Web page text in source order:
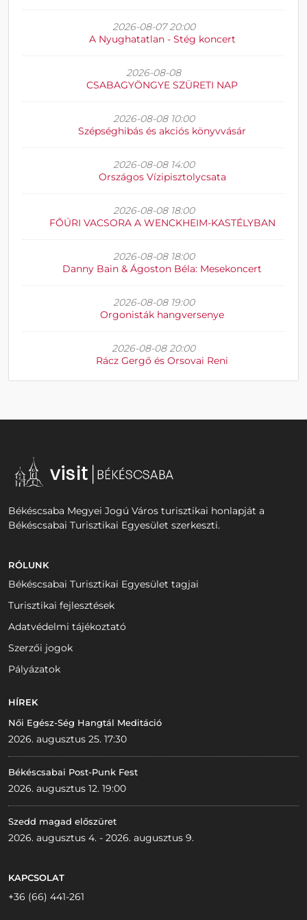
2026-08-07 20:00
A Nyughatatlan - Stég koncert
2026-08-08
CSABAGYÖNGYE SZÜRETI NAP
2026-08-08 10:00
Szépséghibás és akciós könyvvásár
2026-08-08 14:00
Országos Vízipisztolycsata
2026-08-08 18:00
FŐÚRI VACSORA A WENCKHEIM-KASTÉLYBAN
2026-08-08 18:00
Danny Bain & Ágoston Béla: Mesekoncert
2026-08-08 19:00
Orgonisták hangversenye
2026-08-08 20:00
Rácz Gergő és Orsovai Reni
Békéscsaba Megyei Jogú Város turisztikai honlapját a
Békéscsabai Turisztikai Egyesület szerkeszti.
RÓLUNK
Békéscsabai Turisztikai Egyesület tagjai
Turisztikai fejlesztések
Adatvédelmi tájékoztató
Szerzői jogok
Pályázatok
HÍREK
Női Egész-Ség Hangtál Meditáció
2026. augusztus 25. 17:30
Békéscsabai Post-Punk Fest
2026. augusztus 12. 19:00
Szedd magad előszüret
2026. augusztus 4. - 2026. augusztus 9.
KAPCSOLAT
+36 (66) 441-261